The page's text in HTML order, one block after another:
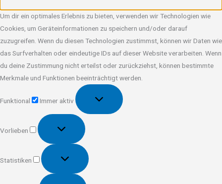
Um dir ein optimales Erlebnis zu bieten, verwenden wir Technologien wie
Cookies, um Geräteinformationen zu speichern und/oder darauf
zuzugreifen. Wenn du diesen Technologien zustimmst, können wir Daten wie
das Surfverhalten oder eindeutige IDs auf dieser Website verarbeiten. Wenn
du deine Zustimmung nicht erteilst oder zurückziehst, können bestimmte
Merkmale und Funktionen beeinträchtigt werden.
Funktional
Immer aktiv
Vorlieben
Vorlieben
Statistiken
Statistiken
Marketing